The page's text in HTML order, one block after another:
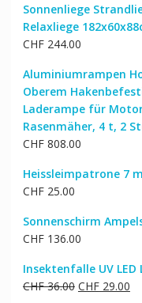
Sonnenliege
Relaxliege
CHF244.00
Aluminiumrampen
Oberem
Laderampe für
Rasenmäher, 4 t, 2
CHF808.00
Heissleimpatrone 7
CHF25.00
Sonnenschirm
CHF136.00
Insektenfalle UV LED
CHF36.00 CHF29.00